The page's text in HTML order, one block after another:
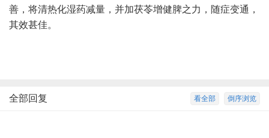
善，将清热化湿药减量，并加茯苓增健脾之力，随症变通，
其效甚佳。
倒序浏览
看全部
全部回复